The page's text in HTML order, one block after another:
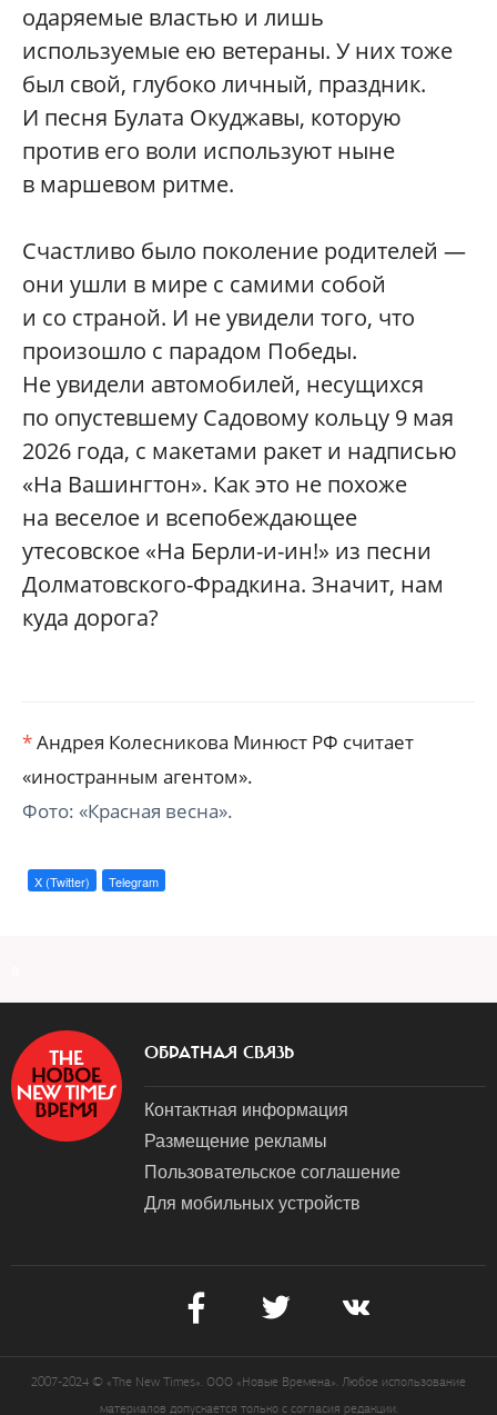
одаряемые властью и лишь
используемые ею ветераны. У них тоже
был свой, глубоко личный, праздник.
И песня Булата Окуджавы, которую
против его воли используют ныне
в маршевом ритме.
Счастливо было поколение родителей —
они ушли в мире с самими собой
и со страной. И не увидели того, что
произошло с парадом Победы.
Не увидели автомобилей, несущихся
по опустевшему Садовому кольцу 9 мая
2026 года, с макетами ракет и надписью
«На Вашингтон». Как это не похоже
на веселое и всепобеждающее
утесовское «На Берли-и-ин!» из песни
Долматовского-Фрадкина. Значит, нам
куда дорога?
*Андрея Колесникова Минюст РФ считает
«иностранным агентом».
Фото: «Красная весна».
X (Twitter) Telegram
ОБРАТНАЯ СВЯЗЬ
Контактная информация
Размещение рекламы
Пользовательское соглашение
Для мобильных устройств
2007-2024 © «The New Times». ООО «Новые Времена». Любое использование
материалов допускается только с согласия редакции.